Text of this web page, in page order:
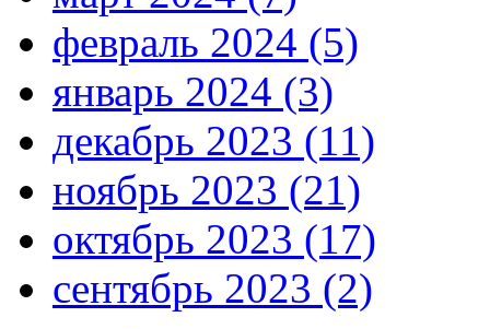
февраль 2024 (5)
январь 2024 (3)
декабрь 2023 (11)
ноябрь 2023 (21)
октябрь 2023 (17)
сентябрь 2023 (2)